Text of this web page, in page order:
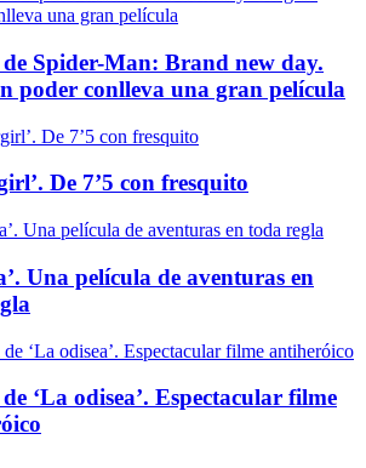
Spider-Man: Brand new day.
poder conlleva una gran película
De 7’5 con fresquito
Una película de aventuras en
‘La odisea’. Espectacular filme